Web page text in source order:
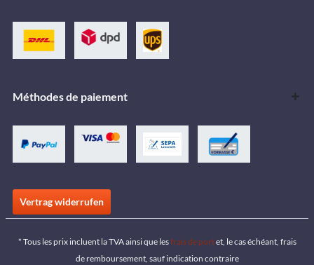
Méthodes de paiement
Vertrag widerrufen
* Tous les prix incluent la TVA ainsi que lesfrais de portet, le cas échéant, frais
de remboursement, sauf indication contraire